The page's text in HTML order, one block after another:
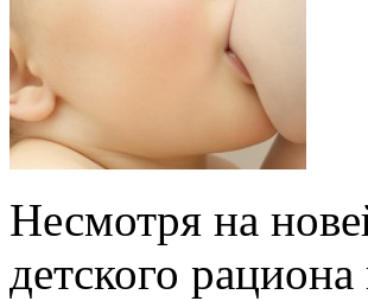
Несмотря на
детского